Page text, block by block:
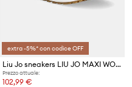
extra -5%* con codice OFF
Liu Jo sneakers LIU JO MAXI WONDER PLUS 02
Prezzo attuale:
102,99 €